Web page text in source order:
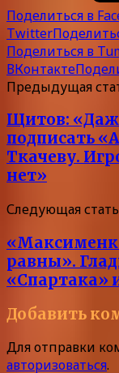
Поделиться в
Twitter
Поделиться в
ВКонтакте
Предыдущая
Щитов:
подписать
Ткачеву.
нет»
Следующая
равны».
«Спартака»
Добавить
Для отправки
авторизоваться.